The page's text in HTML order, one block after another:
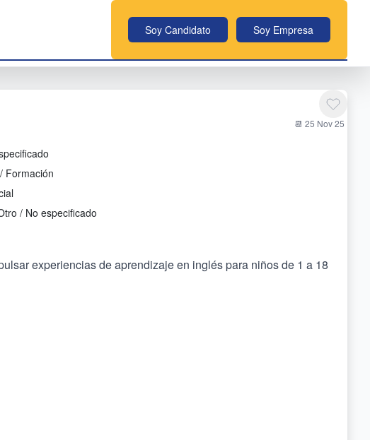
Soy Candidato Soy Empresa
📆 25 Nov 25
Formación
/ No especificado
experiencias de aprendizaje en inglés para niños de 1 a 18